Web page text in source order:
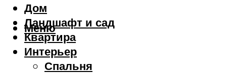
Дом
Ландшафт и сад
Квартира
Интерьер
Спальня
Меню